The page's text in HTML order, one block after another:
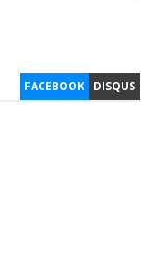
FACEBOOK DISQUS